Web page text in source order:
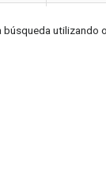
búsqueda utilizando